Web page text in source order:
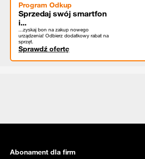
Program Odkup
Sprzedaj swój smartfon
i...
...zyskaj bon na zakup nowego
urządzenia! Odbierz dodatkowy rabat na
sprzęt.
Sprawdź ofertę
Abonament dla firm